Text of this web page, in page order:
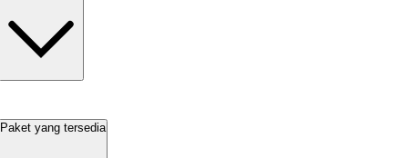
Paket yang tersedia